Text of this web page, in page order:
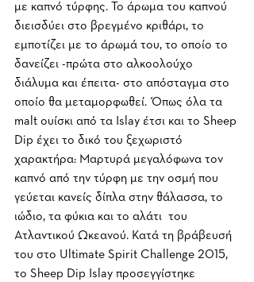
με καπνό τύρφης. Το άρωμα του καπνού
διεισδύει στο βρεγμένο κριθάρι, το
εμποτίζει με το άρωμά του, το οποίο το
δανείζει -πρώτα στο αλκοολούχο
διάλυμα και έπειτα- στο απόσταγμα στο
οποίο θα μεταμορφωθεί. Όπως όλα τα
malt ουίσκι από τα Islay έτσι και το Sheep
Dip έχει το δικό του ξεχωριστό
χαρακτήρα: Μαρτυρά μεγαλόφωνα τον
καπνό από την τύρφη με την οσμή που
γεύεται κανείς δίπλα στην θάλασσα, το
ιώδιο, τα φύκια και το αλάτι  του
Ατλαντικού Ωκεανού. Κατά τη βράβευσή
του στο Ultimate Spirit Challenge 2015,
το Sheep Dip Islay προσεγγίστηκε